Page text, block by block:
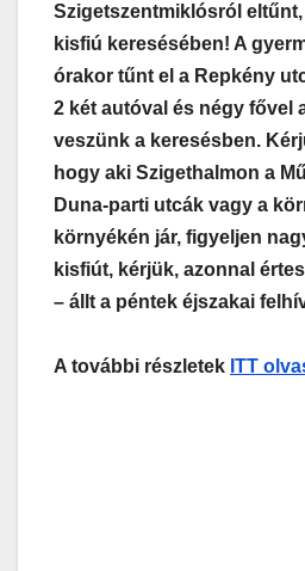
Szigetszentmiklósról
kisfiú keresésében! A
órakor tűnt el a Repkény
2 két autóval és négy fővel
veszünk a keresésben.
hogy aki Szigethalmon a
Duna-parti utcák vagy a
környékén jár, figyeljen
kisfiút, kérjük, azonnal
– állt a péntek éjszakai
A további részletek ITT